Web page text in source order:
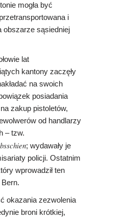
mogła być
i
obszarze sąsiedniej
lat
kantony zaczęły
na swoich
posiadania
zakup pistoletów,
od handlarzy
– tzw.
; wydawały je
policji. Ostatnim
wprowadził ten
Bern.
okazania zezwolenia
broni krótkiej,